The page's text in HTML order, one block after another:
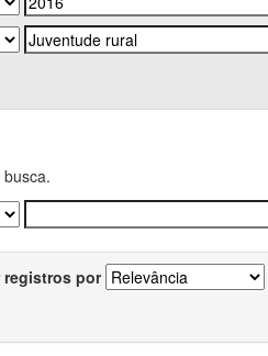
registros por